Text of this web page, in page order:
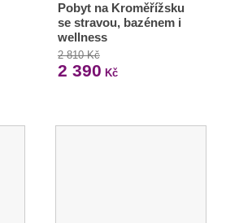
Pobyt na Kroměřížsku
se stravou, bazénem i
wellness
2 810 Kč
2 390 Kč